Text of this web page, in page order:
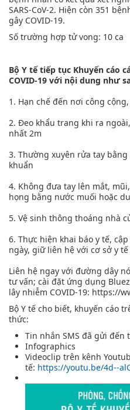
SARS-CoV-2. Hiện còn 351
gây COVID-19.
Số trường hợp tử vong: 10 ca
Bộ Y tế tiếp tục Khuyến cáo
COVID-19 với nội dung như
1. Hạn chế đến nơi công
2. Đeo khẩu trang khi ra
nhất 2m
3. Thường xuyên rửa tay
khuẩn
4. Không đưa tay lên mắt,
họng bằng nước muối hoặc
5. Vệ sinh thông thoáng nhà
6. Thực hiện khai báo y tế,
ngày, giữ liên hệ với cơ sở y
Liên hệ ngay với đường dây
tư vấn; cài đặt ứng dụng
lây nhiễm COVID-19: https://
Bộ Y tế cho biết, khuyến cáo
thức:
Tin nhắn SMS đã gửi đến
Infographics
Videoclip trên kênh
tế: https://youtu.be/4d--